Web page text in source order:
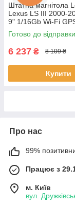
Штатна магнітола
Lexus LS III 2000-
9" 1/16Gb Wi-Fi
Лексус 4 шт.
Готово до
6 237 ₴ 8 109 ₴
Купити
Про нас
99%
Працює з
м. Київ
вул.